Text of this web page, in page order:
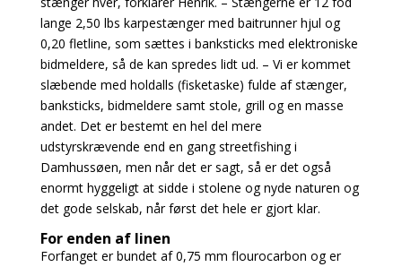
lange 2,50 lbs karpestænger med baitrunner hjul og
0,20 fletline, som sættes i banksticks med elektroniske
bidmeldere, så de kan spredes lidt ud. – Vi er kommet
slæbende med holdalls (fisketaske) fulde af stænger,
banksticks, bidmeldere samt stole, grill og en masse
andet. Det er bestemt en hel del mere
udstyrskrævende end en gang streetfishing i
Damhussøen, men nårdet er sagt, så er det også
enormt hyggeligt at sidde i stolene og nyde naturen og
det gode selskab, når først det hele er gjort klar.
For enden af linen
Forfanget er bundet af 0,75 mm flourocarbon og er